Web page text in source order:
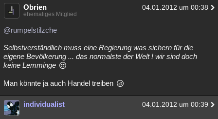
Obrien 04.01.2012 um 00:38
ehemaliges Mitglied
@rumpelstilzche
Selbstverständlich muss eine Regierung was sichern für die
eigene Bevölkerung ... das normalste der Welt ! wir sind doch
keine Lemminge
Man könnte ja auch Handel treiben
individualist 04.01.2012 um 00:39